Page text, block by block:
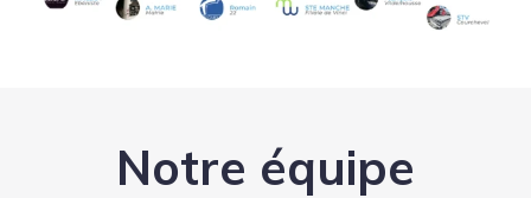
Notre équipe